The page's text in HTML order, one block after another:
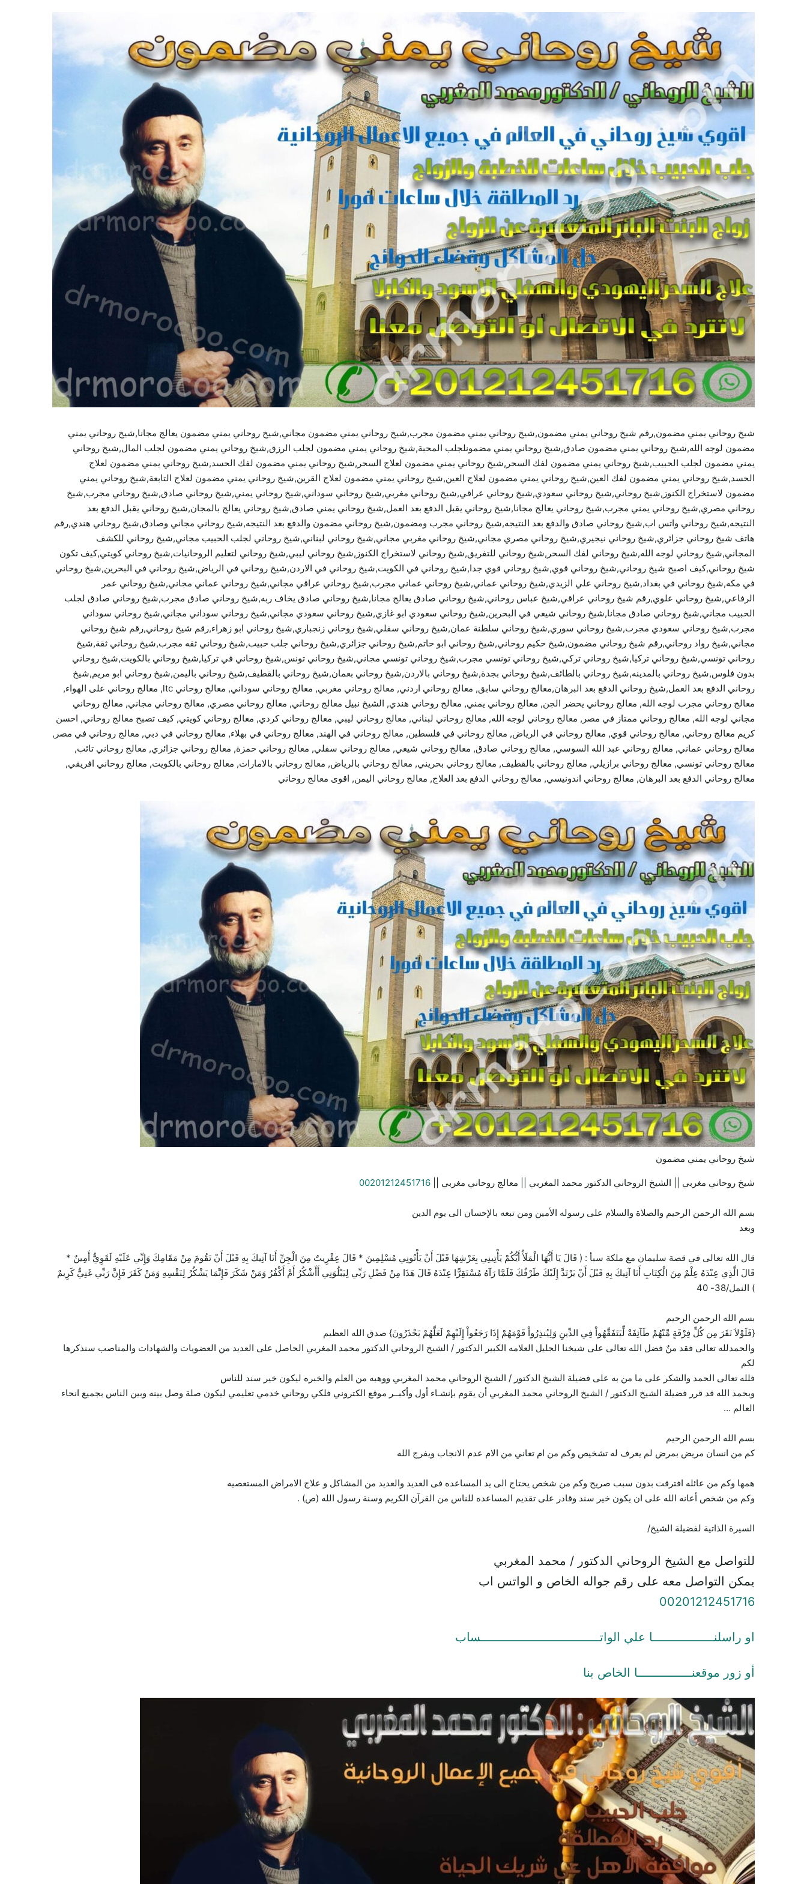
شيخ روحاني يمني مضمون,رقم شيخ روحاني يمني مضمون,شيخ روحاني يمني مضمون مجرب,شيخ روحاني يمني مضمون مجاني,شيخ روحاني يمني مضمون يعالج مجانا,شيخ روحاني يمني
مضمون لوجه الله,شيخ روحاني يمني مضمون صادق,شيخ روحاني يمني مضمونلجلب المحبة,شيخ روحاني يمني مضمون لجلب الرزق,شيخ روحاني يمني مضمون لجلب المال,شيخ روحاني
يمني مضمون لجلب الحبيب,شيخ روحاني يمني مضمون لفك السحر,شيخ روحاني يمني مضمون لعلاج السحر,شيخ روحاني يمني مضمون لفك الحسد,شيخ روحاني يمني مضمون لعلاج
الحسد,شيخ روحاني يمني مضمون لفك العين,شيخ روحاني يمني مضمون لعلاج العين,شيخ روحاني يمني مضمون لعلاج القرين,شيخ روحاني يمني مضمون لعلاج التابعة,شيخ روحاني يمني
مضمون لاستخراج الكنوز,شيخ روحاني,شيخ روحاني سعودي,شيخ روحاني عراقي,شيخ روحاني مغربي,شيخ روحاني سوداني,شيخ روحاني يمني,شيخ روحاني صادق,شيخ روحاني مجرب,شيخ
روحاني مصري,شيخ روحاني يمني مجرب,شيخ روحاني يعالج مجانا,شيخ روحاني يقبل الدفع بعد العمل,شيخ روحاني يمني صادق,شيخ روحاني يعالج بالمجان,شيخ روحاني يقبل الدفع بعد
النتيجه,شيخ روحاني واتس اب,شيخ روحاني صادق والدفع بعد النتيجه,شيخ روحاني مجرب ومضمون,شيخ روحاني مضمون والدفع بعد النتيجه,شيخ روحاني مجاني وصادق,شيخ روحاني هندي,رقم
هاتف شيخ روحاني جزائري,شيخ روحاني نيجيري,شيخ روحاني مصري مجاني,شيخ روحاني مغربي مجاني,شيخ روحاني لبناني,شيخ روحاني لجلب الحبيب مجاني,شيخ روحاني للكشف
المجاني,شيخ روحاني لوجه الله,شيخ روحاني لفك السحر,شيخ روحاني للتفريق,شيخ روحاني لاستخراج الكنوز,شيخ روحاني ليبي,شيخ روحاني لتعليم الروحانيات,شيخ روحاني كويتي,كيف تكون
شيخ روحاني,كيف اصبح شيخ روحاني,شيخ روحاني قوي,شيخ روحاني قوي جدا,شيخ روحاني في الكويت,شيخ روحاني في الاردن,شيخ روحاني في الرياض,شيخ روحاني في البحرين,شيخ روحاني
في مكه,شيخ روحاني في بغداد,شيخ روحاني علي الزيدي,شيخ روحاني عماني,شيخ روحاني عماني مجرب,شيخ روحاني عراقي مجاني,شيخ روحاني عماني مجاني,شيخ روحاني عمر
الرفاعي,شيخ روحاني علوي,رقم شيخ روحاني عراقي,شيخ عباس روحاني,شيخ روحاني صادق يعالج مجانا,شيخ روحاني صادق يخاف ربه,شيخ روحاني صادق مجرب,شيخ روحاني صادق لجلب
الحبيب مجاني,شيخ روحاني صادق مجانا,شيخ روحاني شيعي في البحرين,شيخ روحاني سعودي ابو غازي,شيخ روحاني سعودي مجاني,شيخ روحاني سوداني مجاني,شيخ روحاني سوداني
مجرب,شيخ روحاني سعودي مجرب,شيخ روحاني سوري,شيخ روحاني سلطنة عمان,شيخ روحاني سفلي,شيخ روحاني زنجباري,شيخ روحاني ابو زهراء,رقم شيخ روحاني,رقم شيخ روحاني
مجاني,شيخ رواد روحاني,رقم شيخ روحاني مضمون,شيخ حكيم روحاني,شيخ روحاني ابو حاتم,شيخ روحاني جزائري,شيخ روحاني جلب حبيب,شيخ روحاني ثقه مجرب,شيخ روحاني ثقة,شيخ
روحاني تونسي,شيخ روحاني تركيا,شيخ روحاني تركي,شيخ روحاني تونسي مجرب,شيخ روحاني تونسي مجاني,شيخ روحاني تونس,شيخ روحاني في تركيا,شيخ روحاني بالكويت,شيخ روحاني
بدون فلوس,شيخ روحاني بالمدينه,شيخ روحاني بالطائف,شيخ روحاني بجدة,شيخ روحاني بالاردن,شيخ روحاني بعمان,شيخ روحاني بالقطيف,شيخ روحاني باليمن,شيخ روحاني ابو مريم,شيخ
روحاني الدفع بعد العمل,شيخ روحاني الدفع بعد البرهان,معالج روحاني سابق, معالج روحاني اردني, معالج روحاني مغربي, معالج روحاني سوداني, معالج روحاني ltc, معالج روحاني على الهواء,
معالج روحاني مجرب لوجه الله, معالج روحاني يحضر الجن, معالج روحاني يمني, معالج روحاني هندي, الشيخ نبيل معالج روحاني, معالج روحاني مصري, معالج روحاني مجاني, معالج روحاني
مجاني لوجه الله, معالج روحاني ممتاز في مصر, معالج روحاني لوجه الله, معالج روحاني لبناني, معالج روحاني ليبي, معالج روحاني كردي, معالج روحاني كويتي, كيف تصبح معالج روحاني, احسن
كريم معالج روحاني, معالج روحاني قوي, معالج روحاني في الرياض, معالج روحاني في فلسطين, معالج روحاني في الهند, معالج روحاني في بهلاء, معالج روحاني في دبي, معالج روحاني في مصر,
معالج روحاني عماني, معالج روحاني عبد الله السوسي, معالج روحاني صادق, معالج روحاني شيعي, معالج روحاني سفلي, معالج روحاني حمزة, معالج روحاني جزائري, معالج روحاني تائب,
معالج روحاني تونسي, معالج روحاني برازيلي, معالج روحاني بالقطيف, معالج روحاني بحريني, معالج روحاني بالرياض, معالج روحاني بالامارات, معالج روحاني بالكويت, معالج روحاني افريقي,
معالج روحاني الدفع بعد البرهان, معالج روحاني اندونيسي, معالج روحاني الدفع بعد العلاج, معالج روحاني اليمن, اقوى معالج روحاني
شيخ روحاني يمني مضمون
شيخ روحاني مغربي || الشيخ الروحاني الدكتور محمد المغربي || معالج روحاني مغربي || 00201212451716
بسم الله الرحمن الرحيم والصلاة والسلام على رسوله الأمين ومن تبعه بالإحسان الى يوم الدين
وبعد
قال الله تعالى في قصة سليمان مع ملكة سبأ : ( قَالَ يَا أَيُّهَا الْمَلَأُ أَيُّكُمْ يَأْتِينِي بِعَرْشِهَا قَبْلَ أَنْ يَأْتُونِي مُسْلِمِينَ * قَالَ عِفْرِيتٌ مِنَ الْجِنِّ أَنَا آتِيكَ بِهِ قَبْلَ أَنْ تَقُومَ مِنْ مَقَامِكَ وَإِنِّي عَلَيْهِ لَقَوِيٌّ أَمِينٌ *
قَالَ الَّذِي عِنْدَهُ عِلْمٌ مِنَ الْكِتَابِ أَنَا آتِيكَ بِهِ قَبْلَ أَنْ يَرْتَدَّ إِلَيْكَ طَرْفُكَ فَلَمَّا رَآهُ مُسْتَقِرًّا عِنْدَهُ قَالَ هَذَا مِنْ فَضْلِ رَبِّي لِيَبْلُوَنِي أَأَشْكُرُ أَمْ أَكْفُرُ وَمَنْ شَكَرَ فَإِنَّمَا يَشْكُرُ لِنَفْسِهِ وَمَنْ كَفَرَ فَإِنَّ رَبِّي غَنِيٌّ كَرِيمٌ
) النمل/38- 40
بسم الله الرحمن الرحيم
{فَلَوْلاَ نَفَرَ مِن كُلِّ فِرْقَةٍ مِّنْهُمْ طَآئِفَةٌ لِّيَتَفَقَّهُواْ فِي الدِّينِ وَلِيُنذِرُواْ قَوْمَهُمْ إِذَا رَجَعُواْ إِلَيْهِمْ لَعَلَّهُمْ يَحْذَرُونَ} صدق الله العظيم
والحمدلله تعالى فقد منٌ فضل الله تعالى على شيخنا الجليل العلامه الكبير الدكتور / الشيخ الروحاني الدكتور محمد المغربي الحاصل على العديد من العضويات والشهادات والمناصب سنذكرها
لكم
فلله تعالى الحمد والشكر على ما من به على فضيلة الشيخ الدكتور / الشيخ الروحاني محمد المغربي ووهبه من العلم والخبره ليكون خير سند للناس
وبحمد الله قد قرر فضيلة الشيخ الدكتور / الشيخ الروحاني محمد المغربي أن يقوم بإنشـاء أول وأكبــر موقع الكتروني فلكي روحاني خدمي تعليمي ليكون صلة وصل بينه وبين الناس بجميع انحاء
العالم …
بسم الله الرحمن الرحيم
كم من انسان مريض بمرض لم يعرف له تشخيص وكم من ام تعاني من الام عدم الانجاب ويفرج الله
همها وكم من عائله افترقت بدون سبب صريح وكم من شخص يحتاج الى يد المساعده فى العديد والعديد من المشاكل و علاج الامراض المستعصيه
وكم من شخص أعانه الله على ان يكون خير سند وقادر على تقديم المساعده للناس من القرآن الكريم وسنة رسول الله (ص) .
السيرة الذاتية لفضيلة الشيخ/
للتواصل مع الشيخ الروحاني الدكتور / محمد المغربي
يمكن التواصل معه على رقم جواله الخاص و الواتس اب
00201212451716
او راسلنـــــــــــــــــا علي الواتـــــــــــــــــــــــــــــــــساب
أو زور موقعنـــــــــــــــا الخاص بنا